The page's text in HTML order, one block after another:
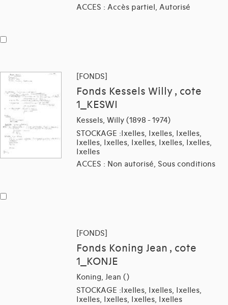
ACCES : Accès partiel, Autorisé
[FONDS]
Fonds Kessels Willy , cote
1_KESWI
Kessels, Willy (1898 - 1974)
STOCKAGE :Ixelles, Ixelles, Ixelles,
Ixelles, Ixelles, Ixelles, Ixelles, Ixelles,
Ixelles
ACCES : Non autorisé, Sous conditions
[FONDS]
Fonds Koning Jean , cote
1_KONJE
Koning, Jean ()
STOCKAGE :Ixelles, Ixelles, Ixelles,
Ixelles, Ixelles, Ixelles, Ixelles